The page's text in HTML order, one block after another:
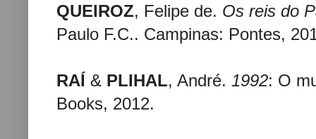
QUEIROZ, Felipe de. Os reis do
Paulo F.C.. Campinas: Pontes,
RAÍ & PLIHAL, André. 1992: O
Books, 2012.